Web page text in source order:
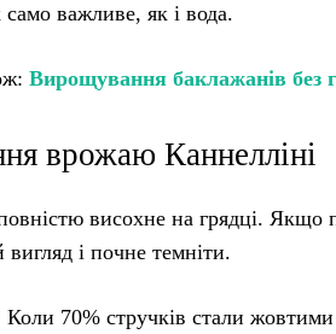
само важливе, як і вода.
Вирощування баклажанів без
врожаю Каннелліні
висохне на грядці. Якщо
вигляд і почне темніти.
Коли 70% стручків стали